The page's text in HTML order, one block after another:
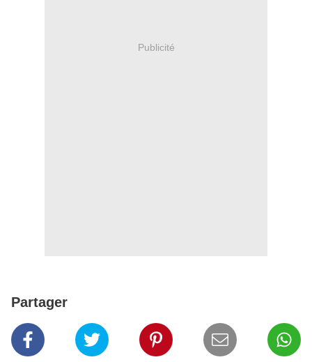
Publicité
Partager